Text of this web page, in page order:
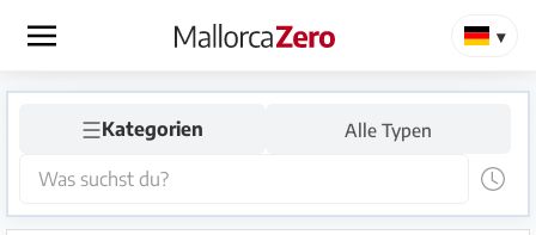
×
Startseite
Anzeige
aufgeben
☰Kategorien Alle Typen